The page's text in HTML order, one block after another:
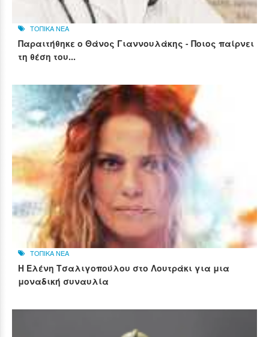
ΤΟΠΙΚΑ ΝΕΑ
Παραιτήθηκε ο Θάνος Γιαννουλάκης - Ποιος παίρνει
τη θέση του...
ΤΟΠΙΚΑ ΝΕΑ
Η Ελένη Τσαλιγοπούλου στο Λουτράκι για μια
μοναδική συναυλία